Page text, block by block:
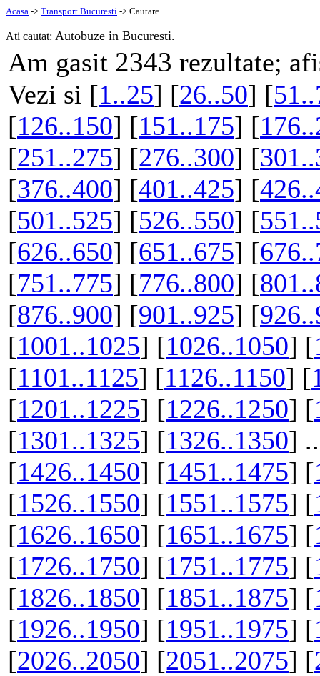
Acasa -> Transport Bucuresti -> Cautare
Ati cautat: Autobuze in Bucuresti.
Am gasit 2343 rezultate;
Vezi si [1..25] [26..50] [
[126..150] [151..175] [
[251..275] [276..300] [
[376..400] [401..425] [
[501..525] [526..550] [
[626..650] [651..675] [
[751..775] [776..800] [
[876..900] [901..925] [
[1001..1025] [1026..1050] [
[1101..1125] [1126..1150] [
[1201..1225] [1226..1250] [
[1301..1325] [1326..1350]
[1426..1450] [1451..1475] [
[1526..1550] [1551..1575] [
[1626..1650] [1651..1675] [
[1726..1750] [1751..1775] [
[1826..1850] [1851..1875] [
[1926..1950] [1951..1975] [
[2026..2050] [2051..2075] [